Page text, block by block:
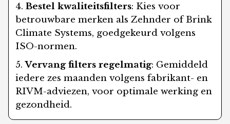
Bestel kwaliteitsfilters: Kies voor
betrouwbare merken als Zehnder of Brink
Climate Systems, goedgekeurd volgens
ISO-normen.
Vervang filters regelmatig: Gemiddeld
iedere zes maanden volgens fabrikant- en
RIVM-adviezen, voor optimale werking en
gezondheid.